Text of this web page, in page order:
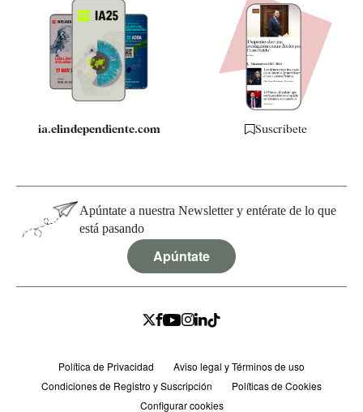
Quiénes somos
Especificaciones
ia.elindependiente.com Suscríbete
Apúntate a nuestra Newsletter y entérate de lo que
está pasando
Apúntate
Política de Privacidad
Aviso legal y Términos de uso
Condiciones de Registro y Suscripción
Políticas de Cookies
Configurar cookies